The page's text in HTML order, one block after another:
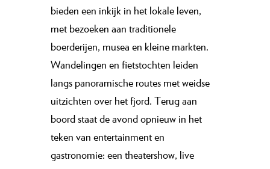
bieden een inkijk in het lokale leven,
met bezoeken aan traditionele
boerderijen, musea en kleine markten.
Wandelingen en fietstochten leiden
langs panoramische routes met weidse
uitzichten over het fjord. Terug aan
boord staat de avond opnieuw in het
teken van entertainment en
gastronomie: een theatershow, live